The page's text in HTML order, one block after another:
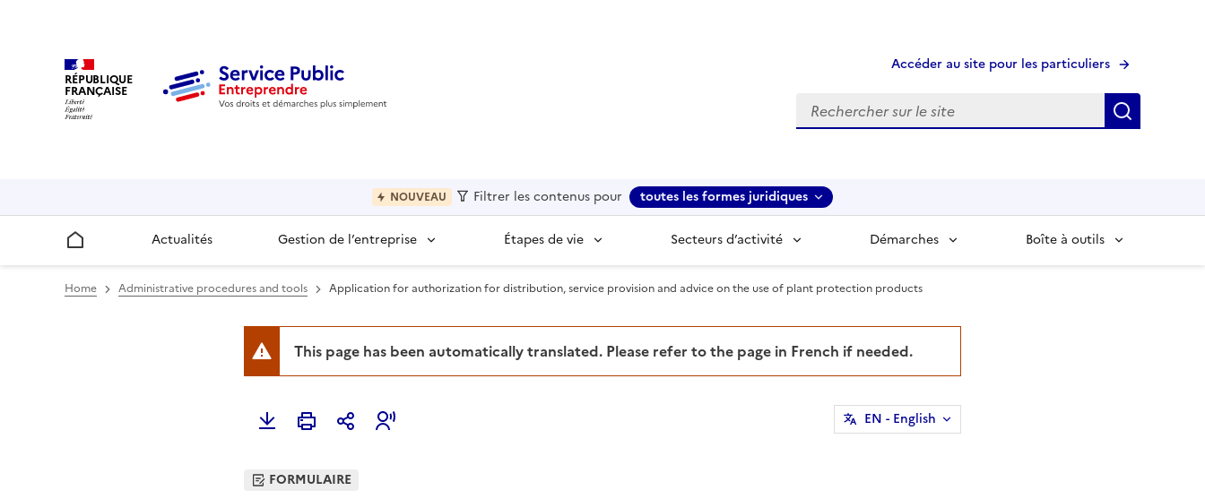
RÉPUBLIQUE
FRANÇAISE
Accéder au site pour les particuliers
Recherche
NOUVEAU Filtrer les contenus pour toutes les formes juridiques
Accueil Actualités Gestion de l’entreprise Étapes de vie Secteurs d’activité Démarches Boîte à outils
Home Administrative procedures and tools Application for authorization for distribution, service provision and advice on the use of plant protection products
This page has been automatically translated. Please refer to the page in French if needed.
EN - English
FORMULAIRE